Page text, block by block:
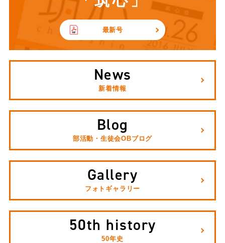
最新号
News
新着情報
Blog
部活動・生徒会OBブログ
Gallery
フォトギャラリー
50th history
50年史